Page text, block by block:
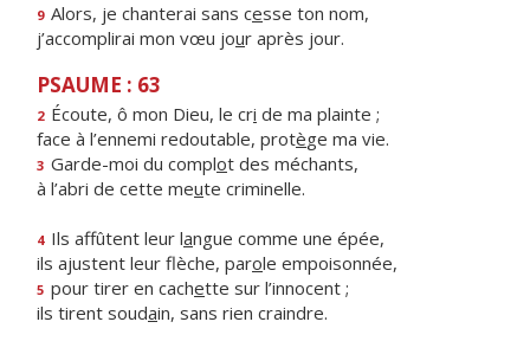
9 Alors, je chanterai sans cesse ton nom,
j’accomplirai mon vœu jour après jour.
PSAUME : 63
2 Écoute, ô mon Dieu, le cri de ma plainte ;
face à l’ennemi redoutable, protège ma vie.
3 Garde-moi du complot des méchants,
à l’abri de cette meute criminelle.
4 Ils affûtent leur langue comme une épée,
ils ajustent leur flèche, parole empoisonnée,
5 pour tirer en cachette sur l’innocent ;
ils tirent soudain, sans rien craindre.